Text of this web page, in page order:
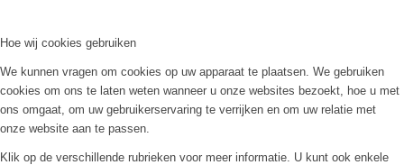
Hoe wij cookies gebruiken
We kunnen vragen om cookies op uw apparaat te plaatsen. We gebruiken
cookies om ons te laten weten wanneer u onze websites bezoekt, hoe u met
ons omgaat, om uw gebruikerservaring te verrijken en om uw relatie met
onze website aan te passen.
Klik op de verschillende rubrieken voor meer informatie. U kunt ook enkele